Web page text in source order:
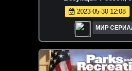
2023-05-30 12:08
МИР